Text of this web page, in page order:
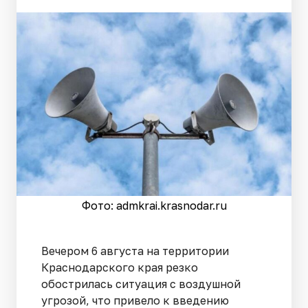
Фото: admkrai.krasnodar.ru
Вечером 6 августа на территории
Краснодарского края резко
обострилась ситуация с воздушной
угрозой, что привело к введению